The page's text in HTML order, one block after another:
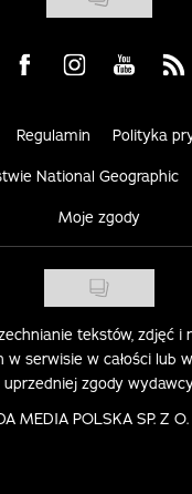
Visit us on Facebook
Visit us onVisit us on
Regulamin Polityka
National Geographic
Moje zgody
tekstów, zdjęć i
w serwisie w całości lub
uprzedniej zgody
MEDIA POLSKA SP. Z